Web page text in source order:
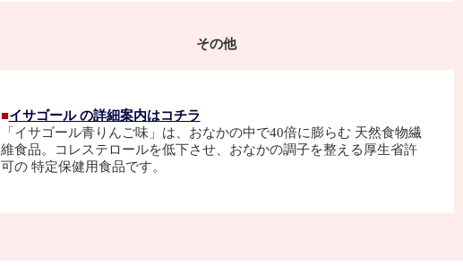
その他
■イサゴール の詳細案内はコチラ
「イサゴール青りんご味」は、おなかの中で40倍に膨らむ 天然食物繊
維食品。コレステロールを低下させ、おなかの調子を整える厚生省許
可の 特定保健用食品です。